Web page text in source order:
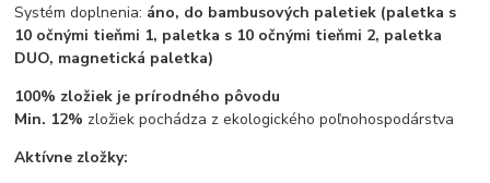
Systém doplnenia: áno, do bambusových paletiek (paletka s
10 očnými tieňmi 1, paletka s 10 očnými tieňmi 2, paletka
DUO, magnetická paletka)
100% zložiek je prírodného pôvodu
Min. 12% zložiek pochádza z ekologického poľnohospodárstva
Aktívne zložky: